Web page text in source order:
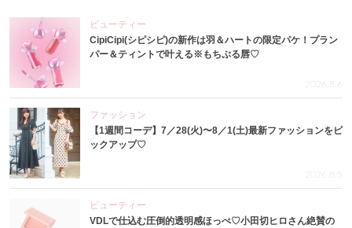
ビューティー
CipiCipi(シピシピ)の新作は羽＆ハートの限定パケ！プラン
パー＆ティントで叶える※もちぷる唇♡
2026.8.6
ファッション
【1週間コーデ】7／28(火)〜8／1(土)最新ファッションをピ
ックアップ♡
2026.8.5
ビューティー
VDLで仕込む圧倒的透明感ほっぺ♡小田切ヒロさん絶賛の